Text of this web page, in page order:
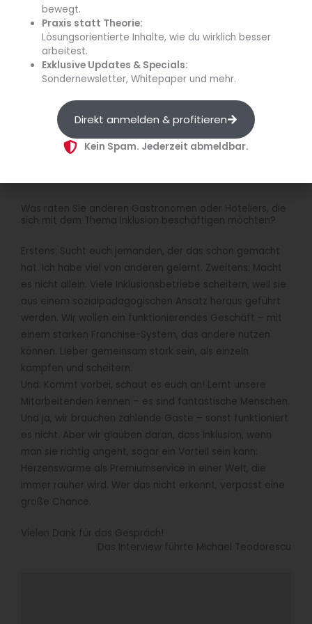
Menschlichkeit in den Vordergrund stellen – nicht
Perfektion.
Wie gehen Sie mit unterschiedlichen Beeinträchtigungen
um – gibt es da Grenzen?
Wir führen ein wirtschaftliches Unternehmen, das
Einschränkungen abbilden – blinde Menschen etwa
können wir aktuell nicht beschäftigen. Aber das heißt
nicht, dass das grundsätzlich nicht geht. Es braucht
Was raten Sie anderen Gastronomen oder Hoteliers, die
sich mit dem Thema Inklusion beschäftigen möchten?
Erstens: Sucht euch jemanden, der das schon gemacht
hat. Ich habe viel von anderen gelernt. Zweitens: Macht
es nicht allein. Viele Inklusionsbetriebe scheitern, weil sie
aus einem sozialpädagogischen Ansatz heraus geführt
werden. Wir wollen ein funktionierendes Geschäft – mit
einem starken Franchise-System, das andere nutzen
können. Lieber gemeinsam stark sein, als einzeln
kämpfen und scheitern.
Und: Kommt vorbei, schaut es euch an! Lernt unsere
Mitarbeitenden kennen – es sind fantastische Menschen.
Und ja, wir brauchen zahlende Gäste – sonst funktioniert
es nicht. Aber wir glauben daran, dass Inklusion, wenn
man sie richtig angeht, sogar ein Vorteil sein kann:
Herzenswärme als Premiumservice in einer Welt, die
immer rauher wird. Wer das nicht erkennt, verpasst eine
große Chance.
Vielen Dank für das Gespräch!
Das Interview führte Michael Teodorescu
bewegt.
Praxis statt Theorie:
Lösungsorientierte Inhalte, wie du wirklich besser
arbeitest.
Exklusive Updates & Specials:
Sondernewsletter, Whitepaper und mehr.
Direkt anmelden & profitieren
Kein Spam. Jederzeit abmeldbar.